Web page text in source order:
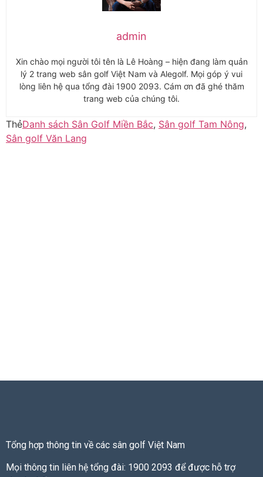
admin
Xin chào mọi người tôi tên là Lê Hoàng – hiện đang làm quản
lý 2 trang web sân golf Việt Nam và Alegolf. Mọi góp ý vui
lòng liên hệ qua tổng đài 1900 2093. Cám ơn đã ghé thăm
trang web của chúng tôi.
ThẻDanh sách Sân Golf Miền Bắc, Sân golf Tam Nông,
Sân golf Văn Lang
Tổng hợp thông tin về các sân golf Việt Nam
Mọi thông tin liên hệ tổng đài: 1900 2093 để được hỗ trợ